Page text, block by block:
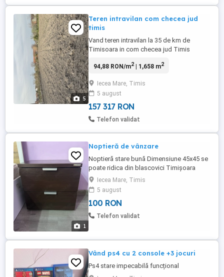
5
Teren intravilan com checea jud
timis
Vand teren intravilan la 35 de km de
Timisoara in com checea jud Timis
casa 542 Drum asfaltat,trotuar 30.000 euro
94,88 RON/m2| 1,658 m2
Iecea Mare, Timis
5 august
157 317 RON
Telefon validat
1
Noptieră de vânzare
Noptieră stare bună Dimensiune 45x45 se
poate ridica din blascovici Timișoara
Iecea Mare, Timis
5 august
100 RON
Telefon validat
Vând ps4 cu 2 console +3 jocuri
Ps4 stare impecabilă funcțional